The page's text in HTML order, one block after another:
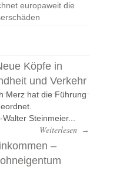
europaweit die
Köpfe in
und Verkehr
Merz hat die Führung
Steinmeier...
Weiterlesen →
–